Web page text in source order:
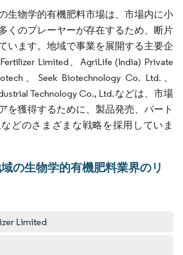
生物学的有機肥料市場は、市場内に小
くのプレーヤーが存在するため、断片
います。地域で事業を展開する主要企
Limited、AgriLife (India) Private
、Seek Biotechnology Co. Ltd.、
Technology Co., Ltd.などは、市場
を獲得するために、製品発売、パート
どのさまざまな戦略を採用していま
の生物学的有機肥料業界のリ
Limited